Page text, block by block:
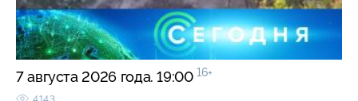
7 августа 2026 года. 19:00 16+